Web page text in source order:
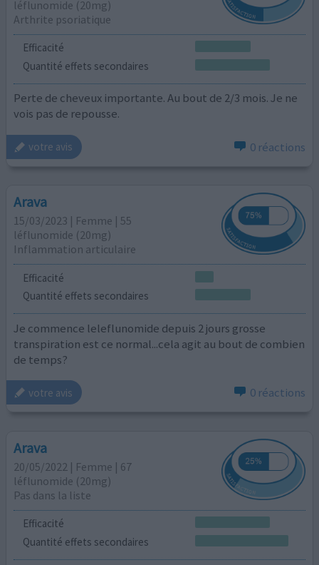
léflunomide (20mg)
Arthrite psoriatique
Efficacité
Quantité effets secondaires
Perte de cheveux importante. Au bout de 2/3 mois. Je ne
vois pas de repousse.
votre avis 0 réactions
Arava
15/03/2023 | Femme | 55
léflunomide (20mg)
Inflammation articulaire
Efficacité
Quantité effets secondaires
Je commence leleflunomide depuis 2 jours grosse
transpiration est ce normal...cela agit au bout de combien
de temps?
votre avis 0 réactions
Arava
20/05/2022 | Femme | 67
léflunomide (20mg)
Pas dans la liste
Efficacité
Quantité effets secondaires